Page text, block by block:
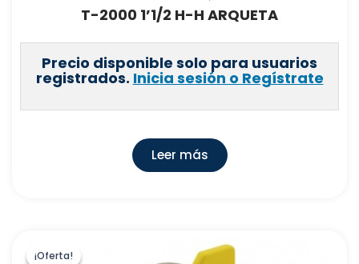
T-2000 1’1/2 H-H ARQUETA
Precio disponible solo para usuarios
registrados. Inicia sesión o Regístrate
Leer más
¡Oferta!
¡Oferta!